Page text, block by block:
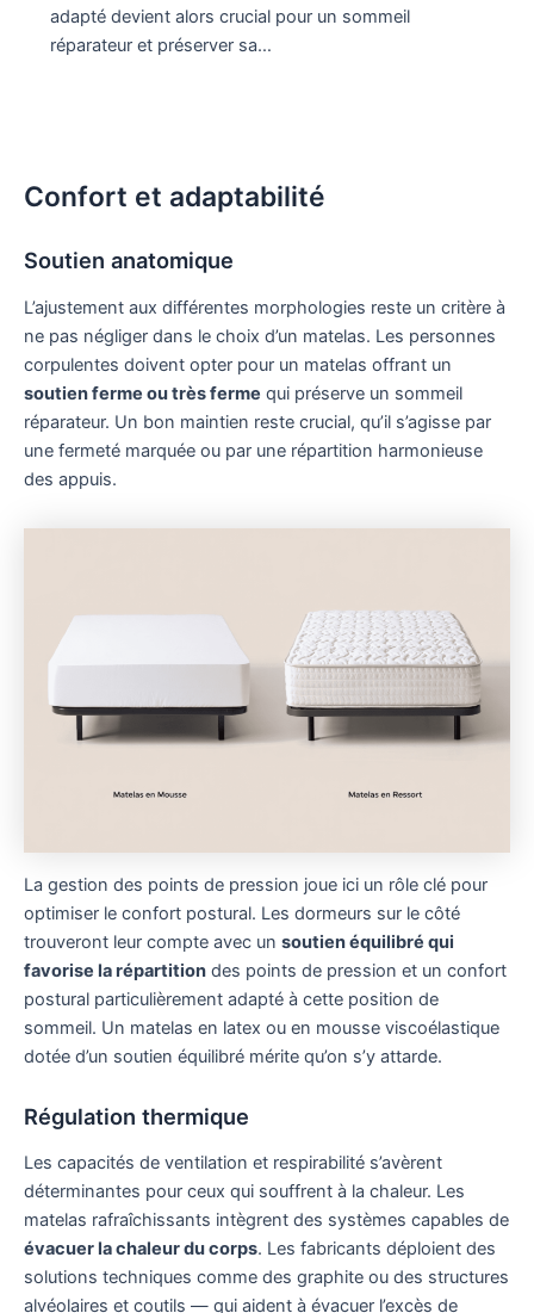
adapté devient alors crucial pour un sommeil
réparateur et préserver sa…
Confort et adaptabilité
Soutien anatomique
L’ajustement aux différentes morphologies reste un critère à
ne pas négliger dans le choix d’un matelas. Les personnes
corpulentes doivent opter pour un matelas offrant un
soutien ferme ou très ferme qui préserve un sommeil
réparateur. Un bon maintien reste crucial, qu’il s’agisse par
une fermeté marquée ou par une répartition harmonieuse
des appuis.
La gestion des points de pression joue ici un rôle clé pour
optimiser le confort postural. Les dormeurs sur le côté
trouveront leur compte avec un soutien équilibré qui
favorise la répartition des points de pression et un confort
postural particulièrement adapté à cette position de
sommeil. Un matelas en latex ou en mousse viscoélastique
dotée d’un soutien équilibré mérite qu’on s’y attarde.
Régulation thermique
Les capacités de ventilation et respirabilité s’avèrent
déterminantes pour ceux qui souffrent à la chaleur. Les
matelas rafraîchissants intègrent des systèmes capables de
évacuer la chaleur du corps. Les fabricants déploient des
solutions techniques comme des graphite ou des structures
alvéolaires et coutils — qui aident à évacuer l’excès de